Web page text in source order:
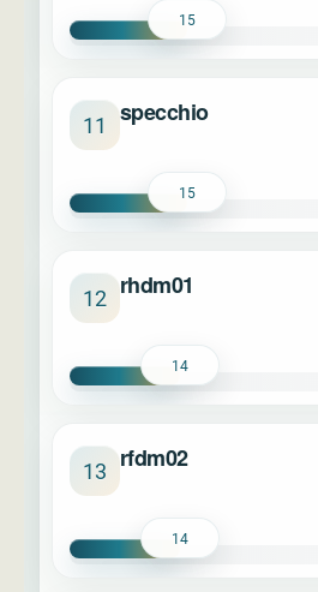
15
11 specchio
15
12 rhdm01
14
13 rfdm02
14